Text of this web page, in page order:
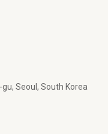
Seoul, South Korea